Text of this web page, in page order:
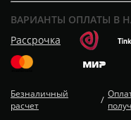
ВАРИАНТЫ ОПЛАТЫ В
Рассрочка
Безналичный
расчет
/